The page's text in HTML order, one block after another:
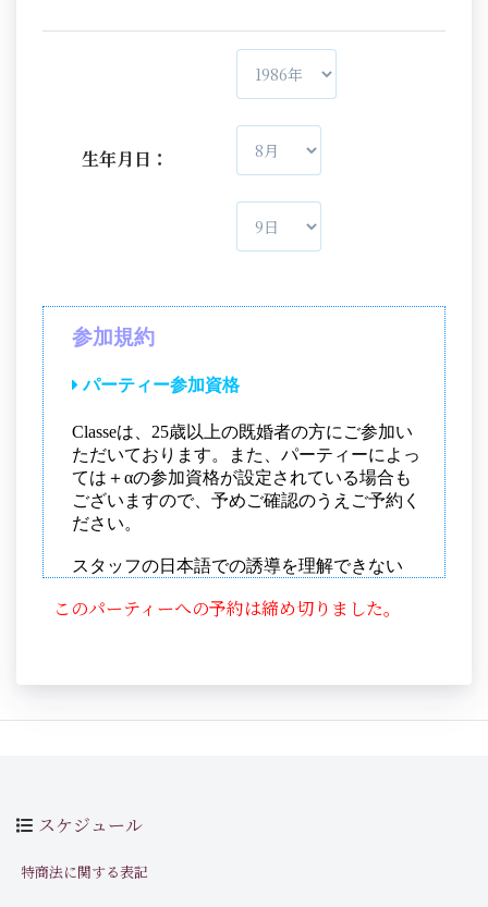
生年月日：
このパーティーへの予約は締め切りました。
スケジュール
特商法に関する表記